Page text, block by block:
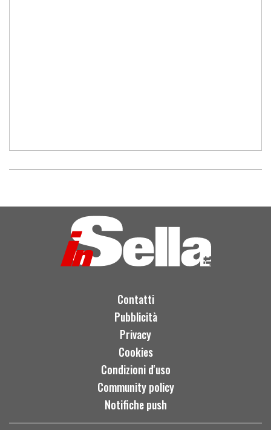
Contatti
Pubblicità
Privacy
Cookies
Condizioni d'uso
Community policy
Notifiche push